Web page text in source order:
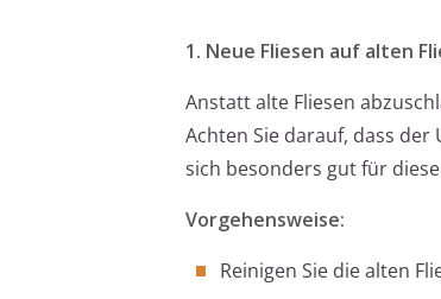
1. Neue Fliesen auf alten
Anstatt alte Fliesen
Achten Sie darauf, dass
sich besonders gut für
Vorgehensweise:
Reinigen Sie die alten